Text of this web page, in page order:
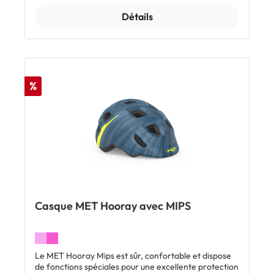
facile à monter et à démonter. Des autocollants
réfléchissants sur la coque externe de l'Allroad
amovible 4 crans verticaux de réglage Compatible
avec les queues de cheval 16 ouvertures de
ventilation Compatible avec l'éclairage magnétique
58 cm de tour de tête L = 58-61 cm de tour de tête
Inclus: 1 x casque MET Allroad avec MIPS
Détails
%
Casque MET Hooray avec MIPS
Le MET Hooray Mips est sûr, confortable et dispose
de fonctions spéciales pour une excellente protection